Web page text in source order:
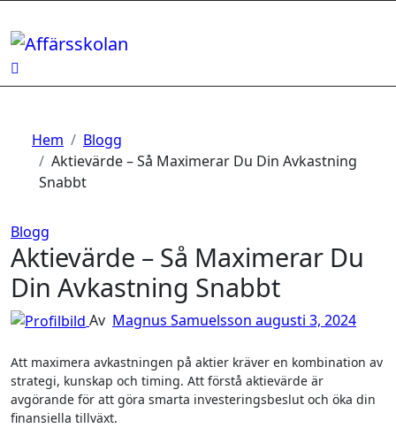
till
innehåll
Hem
Blogg
Aktievärde – Så Maximerar Du Din Avkastning
Snabbt
Blogg
Aktievärde – Så Maximerar Du
Din Avkastning Snabbt
Av Magnus Samuelsson augusti 3, 2024
Att maximera avkastningen på aktier kräver en kombination av
strategi, kunskap och timing. Att förstå aktievärde är
avgörande för att göra smarta investeringsbeslut och öka din
finansiella tillväxt.